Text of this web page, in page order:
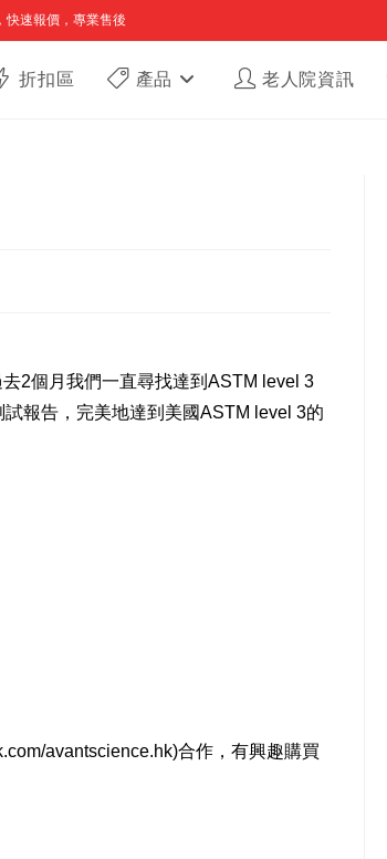
快速報價，專業售後
折扣區 產品 老人院資訊
2個月我們一直尋找達到ASTM level 3
報告，完美地達到美國ASTM level 3的
avantscience.hk)合作，有興趣購買